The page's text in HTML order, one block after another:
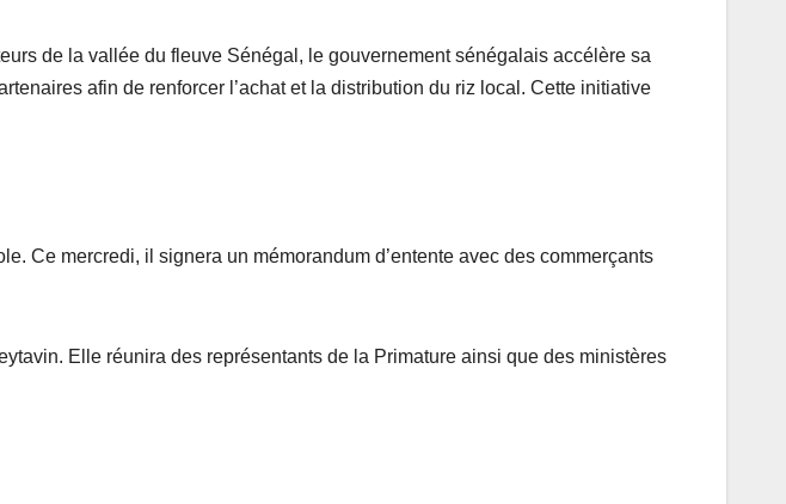
de la vallée du fleuve Sénégal, le gouvernement sénégalais accélère sa
afin de renforcer l’achat et la distribution du riz local. Cette initiative
Ce mercredi, il signera un mémorandum d’entente avec des commerçants
Elle réunira des représentants de la Primature ainsi que des ministères